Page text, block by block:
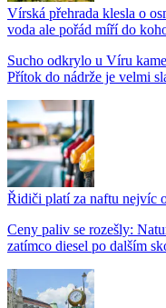
Vírská přehrada klesla o
voda ale pořád míří do
Sucho odkrylo u Víru
Přítok do nádrže je velmi
Řidiči platí za naftu nejvíc
Ceny paliv se rozešly:
zatímco diesel po dalším